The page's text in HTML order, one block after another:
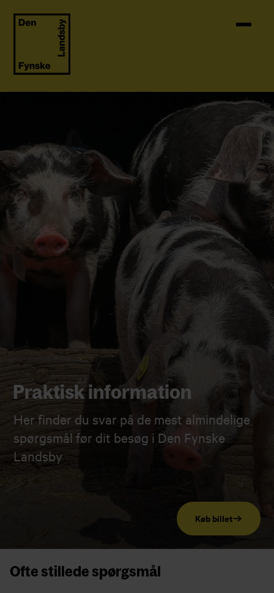
Praktisk information
Her finder du svar på de mest almindelige
spørgsmål før dit besøg i Den Fynske
Landsby
Køb billet
Ofte stillede spørgsmål